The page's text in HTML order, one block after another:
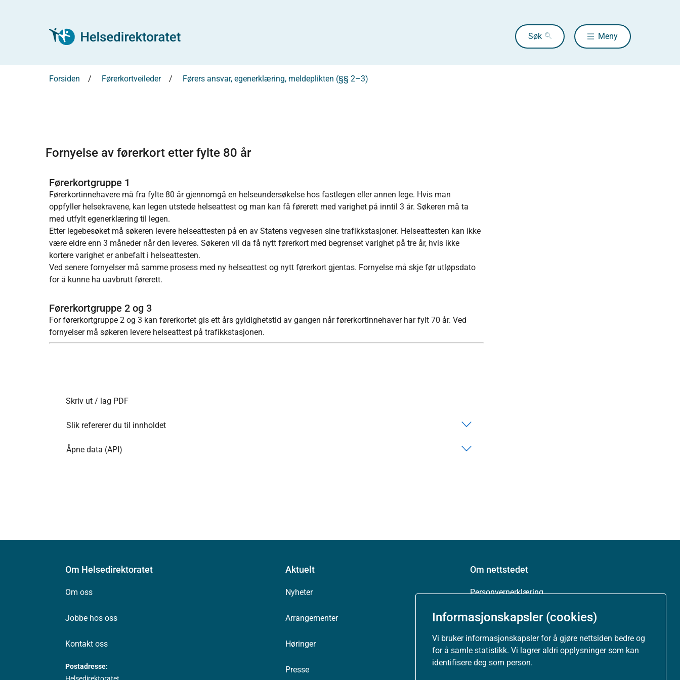
Informasjonskapsler (cookies)
Vi bruker informasjonskapsler for å gjøre nettsiden bedre og
for å samle statistikk. Vi lagrer aldri opplysninger som kan
identifisere deg som person.
Søk Meny
Forsiden Førerkortveileder Førers ansvar, egenerklæring, meldeplikten (§§ 2–3)
Fornyelse av førerkort etter fylte 80 år
Førerkortgruppe 1
Førerkortinnehavere må fra fylte 80 år gjennomgå en helseundersøkelse hos fastlegen eller annen lege. Hvis man
oppfyller helsekravene, kan legen utstede helseattest og man kan få førerett med varighet på inntil 3 år. Søkeren må ta
med utfylt egenerklæring til legen.
Etter legebesøket må søkeren levere helseattesten på en av Statens vegvesen sine trafikkstasjoner. Helseattesten kan ikke
være eldre enn 3 måneder når den leveres. Søkeren vil da få nytt førerkort med begrenset varighet på tre år, hvis ikke
kortere varighet er anbefalt i helseattesten.
Ved senere fornyelser må samme prosess med ny helseattest og nytt førerkort gjentas. Fornyelse må skje før utløpsdato
for å kunne ha uavbrutt førerett.
Førerkortgruppe 2 og 3
For førerkortgruppe 2 og 3 kan førerkortet gis ett års gyldighetstid av gangen når førerkortinnehaver har fylt 70 år. Ved
fornyelser må søkeren levere helseattest på trafikkstasjonen.
Skriv ut / lag PDF
Slik refererer du til innholdet
Åpne data (API)
Om Helsedirektoratet
Om oss
Jobbe hos oss
Kontakt oss
Postadresse:
Helsedirektoratet
Aktuelt
Nyheter
Arrangementer
Høringer
Presse
Om nettstedet
Personvernerklæring
Tilgjengelighetserklæring (uustatus.no)
Besøksstatistikk og informasjonskapsler
Nyhetsvarsel og abonnement